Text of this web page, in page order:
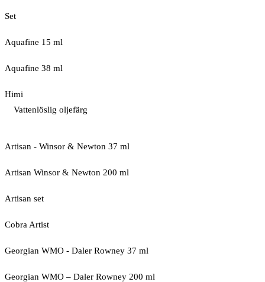
Set
Aquafine 15 ml
Aquafine 38 ml
Himi
Vattenlöslig oljefärg
Artisan - Winsor & Newton 37 ml
Artisan Winsor & Newton 200 ml
Artisan set
Cobra Artist
Georgian WMO - Daler Rowney 37 ml
Georgian WMO – Daler Rowney 200 ml